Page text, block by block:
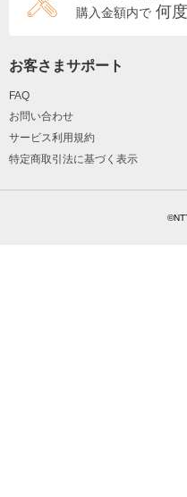
購入金額内で 何
お客さまサポート
FAQ
お問い合わせ
サービス利用規約
特定商取引法に基づく表示